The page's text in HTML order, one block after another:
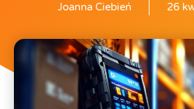
Joanna Ciebień 26